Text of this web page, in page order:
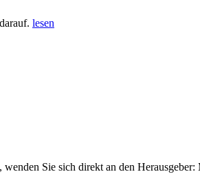
lesen
Sie sich direkt an den